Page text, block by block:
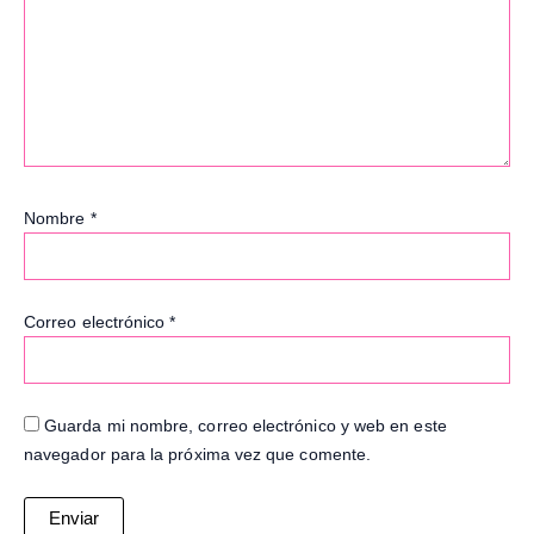
Nombre *
Correo electrónico*
Guarda mi nombre, correo electrónico y web en este
navegador para la próxima vez que comente.